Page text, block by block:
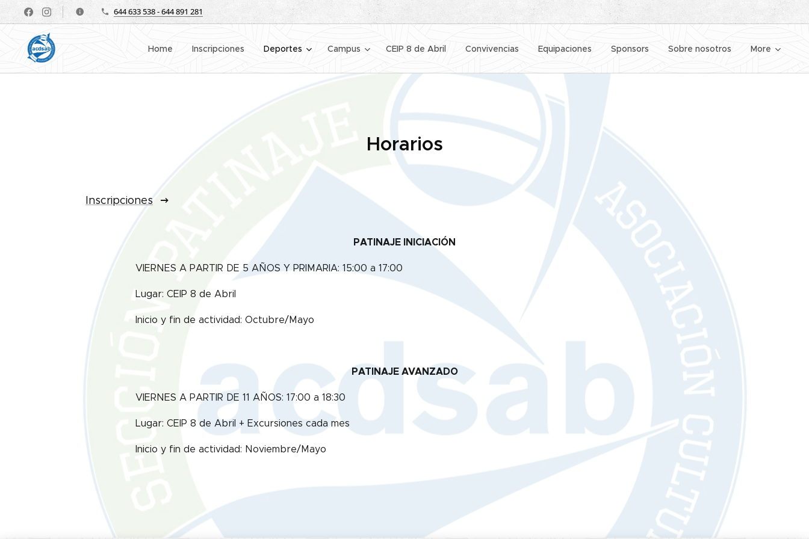
644 633 538 - 644 891 281
Home Inscripciones Deportes Campus CEIP 8 de Abril Convivencias Equipaciones Sponsors Sobre nosotros More
Horarios
Inscripciones
PATINAJE INICIACIÓN
VIERNES A PARTIR DE 5 AÑOS Y PRIMARIA: 15:00 a 17:00
Lugar: CEIP 8 de Abril
Inicio y fin de actividad: Octubre/Mayo
PATINAJE AVANZADO
VIERNES A PARTIR DE 11 AÑOS: 17:00 a 18:30
Lugar: CEIP 8 de Abril + Excursiones cada mes
Inicio y fin de actividad: Noviembre/Mayo